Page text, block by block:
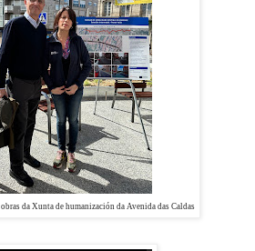
obras da Xunta de humanización da Avenida das Caldas